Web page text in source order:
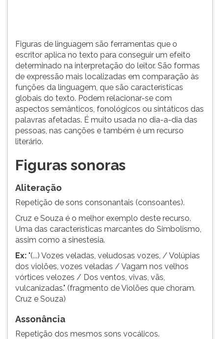
pausar
leitura
pressione
(primeira
tecla
continuar
pressione
(primeira
tecla
direita
Para
menu
principal
Figuras de linguagem são ferramentas que o
escritor aplica no texto para conseguir um efeito
determinado na interpretação do leitor. São formas
de expressão mais localizadas em comparação às
funções da linguagem, que são características
globais do texto. Podem relacionar-se com
aspectos semânticos, fonológicos ou sintáticos das
palavras afetadas. É muito usada no dia-a-dia das
pessoas, nas canções e também é um recurso
literário.
Figuras sonoras
Aliteração
Repetição de sons consonantais (consoantes).
Cruz e Souza é o melhor exemplo deste recurso.
Uma das características marcantes do Simbolismo,
assim como a sinestesia.
Ex: "(...) Vozes veladas, veludosas vozes, / Volúpias
dos violões, vozes veladas / Vagam nos velhos
vórtices velozes / Dos ventos, vivas, vãs,
vulcanizadas." (fragmento de Violões que choram.
Cruz e Souza)
Assonância
Repetição dos mesmos sons vocálicos.